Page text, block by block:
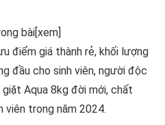
bài[xem]
điểm giá thành rẻ, khối lượng
đầu cho sinh viên, người độc
Aqua 8kg đời mới, chất
viên trong năm 2024.